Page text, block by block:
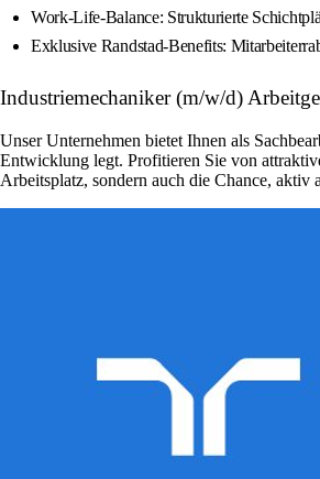
Work-Life-Balance: Strukturierte
Exklusive Randstad-Benefits:
Industriemechaniker (m/w/d)
Unser Unternehmen bietet Ihnen als
Entwicklung legt. Profitieren Sie von
Arbeitsplatz, sondern auch die Chance, aktiv